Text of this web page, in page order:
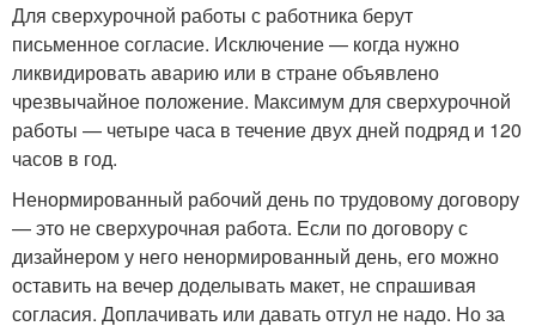
Для сверхурочной работы с работника берут
письменное согласие. Исключение — когда нужно
ликвидировать аварию или в стране объявлено
чрезвычайное положение. Максимум для сверхурочной
работы — четыре часа в течение двух дней подряд и 120
часов в год.
Ненормированный рабочий день по трудовому договору
— это не сверхурочная работа. Если по договору с
дизайнером у него ненормированный день, его можно
оставить на вечер доделывать макет, не спрашивая
согласия. Доплачивать или давать отгул не надо. Но за